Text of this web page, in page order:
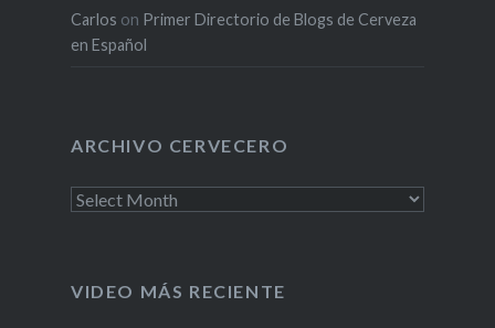
Carlos on Primer Directorio de Blogs de Cerveza
en Español
ARCHIVO CERVECERO
Archivo
VIDEO MÁS RECIENTE